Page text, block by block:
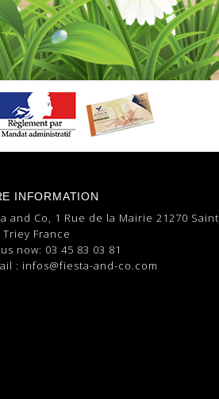
INFORMATION
and Co, 1 Rue de la Mairie 21270 Saint
Triey France
now: 03 45 83 03 81
: infos@fiesta-and-co.com